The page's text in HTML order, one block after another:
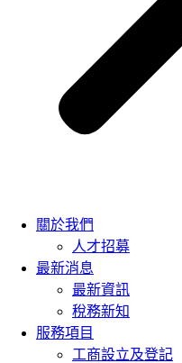
關於我們
人才招募
最新消息
最新資訊
稅務新知
服務項目
工商設立及登記